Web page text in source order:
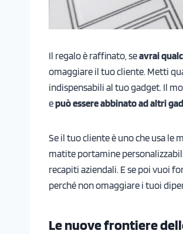
Il regalo è raffinato, seavrai
omaggiare il tuo cliente. Metti
indispensabili al tuo gadget. Il
epuò essere abbinato ad altri
Se il tuo cliente è uno che usa le
matite portamine
recapiti aziendali. E se poi vuoi
perché non omaggiare i tuoi
Le nuove frontiere